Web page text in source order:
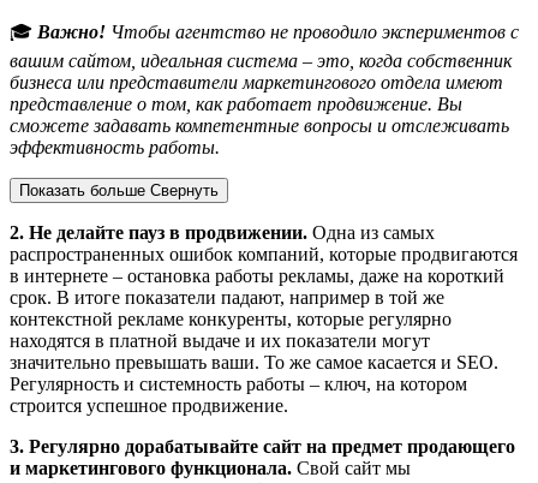
🎓 Важно! Чтобы агентство не проводило экспериментов с
вашим сайтом, идеальная система – это, когда собственник
бизнеса или представители маркетингового отдела имеют
представление о том, как работает продвижение. Вы
сможете задавать компетентные вопросы и отслеживать
эффективность работы.
Показать больше Свернуть
2. Не делайте пауз в продвижении. Одна из самых
распространенных ошибок компаний, которые продвигаются
в интернете – остановка работы рекламы, даже на короткий
срок. В итоге показатели падают, например в той же
контекстной рекламе конкуренты, которые регулярно
находятся в платной выдаче и их показатели могут
значительно превышать ваши. То же самое касается и SEO.
Регулярность и системность работы – ключ, на котором
строится успешное продвижение.
3. Регулярно дорабатывайте сайт на предмет продающего
и маркетингового функционала. Свой сайт мы